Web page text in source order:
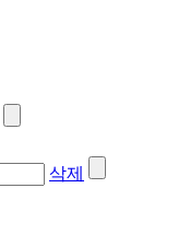
삭제